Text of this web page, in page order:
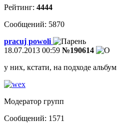
Рейтинг: 4444
Сообщений: 5870
pracuj powoli
18.07.2013 00:59 №190614
у них, кстати, на подходе альбум
Модератор групп
Сообщений: 1571